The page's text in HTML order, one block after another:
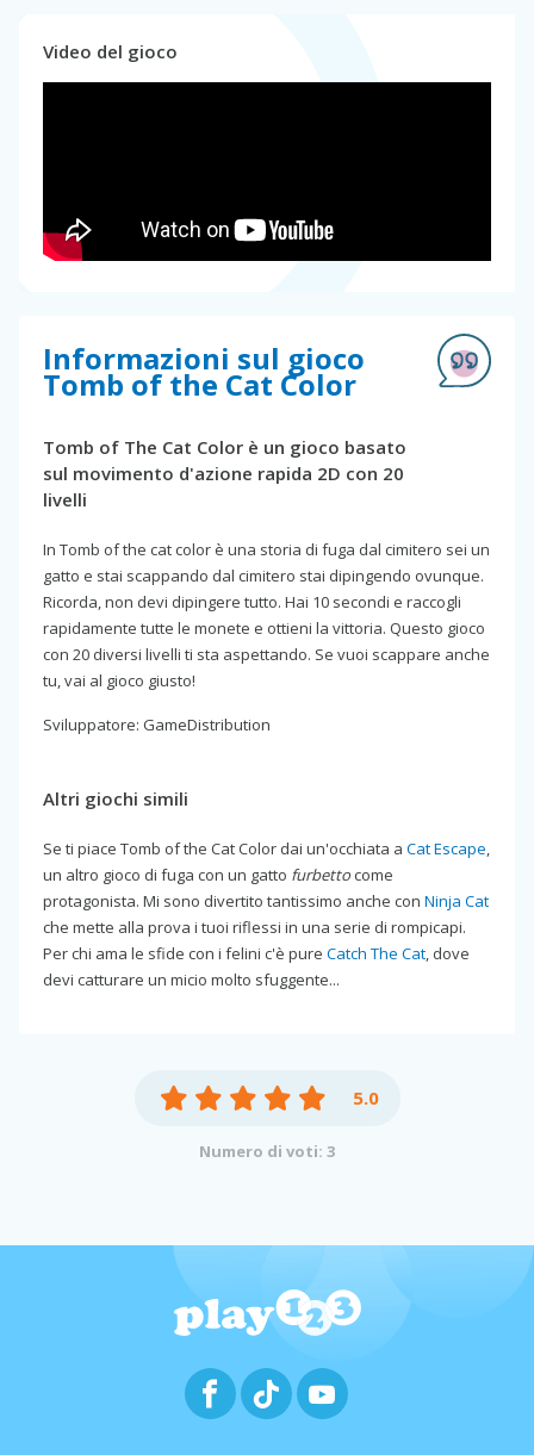
Video del gioco
Informazioni sul gioco
Tomb of the Cat Color
Tomb of The Cat Color è un gioco basato
sul movimento d'azione rapida 2D con 20
livelli
In Tomb of the cat color è una storia di fuga dal cimitero sei un
gatto e stai scappando dal cimitero stai dipingendo ovunque.
Ricorda, non devi dipingere tutto. Hai 10 secondi e raccogli
rapidamente tutte le monete e ottieni la vittoria. Questo gioco
con 20 diversi livelli ti sta aspettando. Se vuoi scappare anche
tu, vai al gioco giusto!
Sviluppatore: GameDistribution
Altri giochi simili
Se ti piace Tomb of the Cat Color dai un'occhiata a Cat Escape,
un altro gioco di fuga con un gatto furbetto come
protagonista. Mi sono divertito tantissimo anche con Ninja Cat
che mette alla prova i tuoi riflessi in una serie di rompicapi.
Per chi ama le sfide con i felini c'è pure Catch The Cat, dove
devi catturare un micio molto sfuggente...
5.0
Numero di voti: 3